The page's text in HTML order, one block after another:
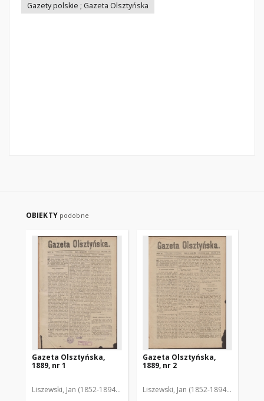
Gazety polskie ; Gazeta Olsztyńska
OBIEKTY podobne
Gazeta Olsztyńska,
1889, nr 1
Liszewski, Jan (1852-1894). Red.
Gazeta Olsztyńska,
1889, nr 2
Liszewski, Jan (1852-1894). Red.